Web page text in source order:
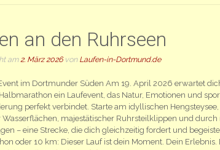
an den Ruhrseen
am2. März 2026von Laufen-in-Dortmund.de
im Dortmunder Süden Am 19. April 2026 erwartet
ein Laufevent, das Natur, Emotionen und
perfekt verbindet. Starte am idyllischen
majestätischer Ruhrsteilklippen und durch
– eine Strecke, die dich gleichzeitig fordert und
oder 10 km: Dieser Lauf ist dein Moment. Dein